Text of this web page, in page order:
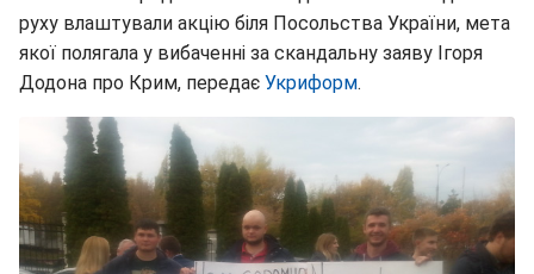
руху влаштували акцію біля Посольства України, мета
якої полягала у вибаченні за скандальну заяву Ігоря
Додона про Крим, передає Укриформ.